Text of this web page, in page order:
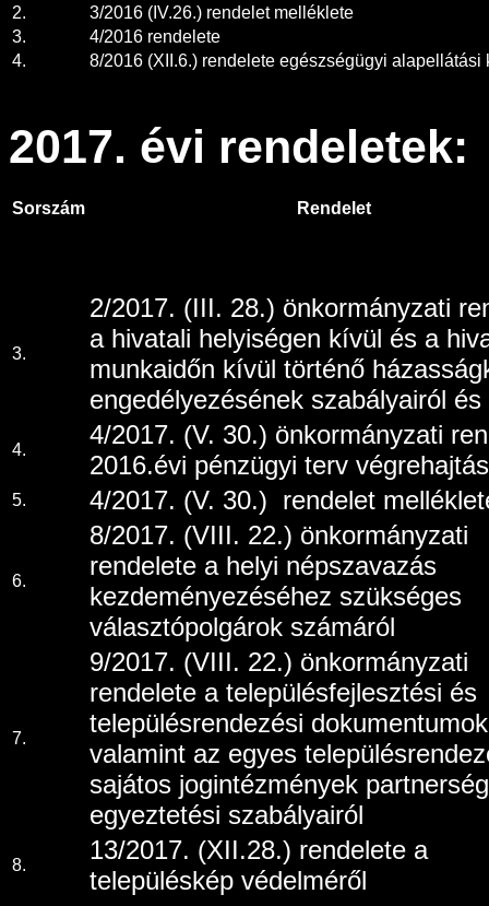
2.
3/2016 (IV.26.) rendelet melléklete
3.
4/2016 rendelete
4.
8/2016 (XII.6.) rendelete egészségügyi
2017. évi rendeletek:
Sorszám Rendelet
3.
2/2017. (III. 28.) önkormányzati
a hivatali helyiségen kívül és a
munkaidőn kívül történő
engedélyezésének szabályairól
4.
4/2017. (V. 30.) önkormányzati
2016.évi pénzügyi terv
5. 4/2017. (V. 30.) rendelet
6.
8/2017. (VIII. 22.) önkormányzati
rendelete a helyi népszavazás
kezdeményezéséhez szükséges
választópolgárok számáról
7.
9/2017. (VIII. 22.) önkormányzati
rendelete a településfejlesztési és
településrendezési
valamint az egyes
sajátos jogintézmények
egyeztetési szabályairól
8.
13/2017. (XII.28.) rendelete a
településkép védelméről